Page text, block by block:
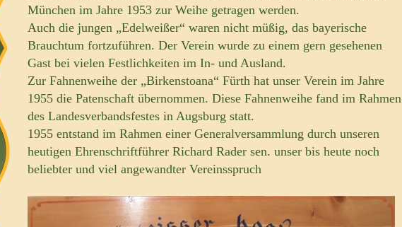
München im Jahre 1953 zur Weihe getragen werden.
Auch die jungen „Edelweißer“ waren nicht müßig, das bayerische
Brauchtum fortzuführen. Der Verein wurde zu einem gern gesehenen
Gast bei vielen Festlichkeiten im In- und Ausland.
Zur Fahnenweihe der „Birkenstoana“ Fürth hat unser Verein im Jahre
1955 die Patenschaft übernommen. Diese Fahnenweihe fand im Rahmen
des Landesverbandsfestes in Augsburg statt.
1955 entstand im Rahmen einer Generalversammlung durch unseren
heutigen Ehrenschriftführer Richard Rader sen. unser bis heute noch
beliebter und viel angewandter Vereinsspruch